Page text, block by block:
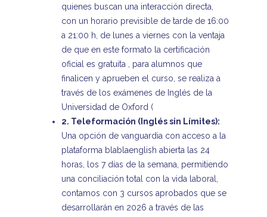
quienes buscan una interacción directa,
con un horario previsible de tarde de 16:00
a 21:00 h, de lunes a viernes con la ventaja
de que en este formato la certificación
oficial es gratuita , para alumnos que
finalicen y aprueben el curso, se realiza a
través de los exámenes de Inglés de la
Universidad de Oxford (
2. Teleformación (Inglés sin Límites):
Una opción de vanguardia con acceso a la
plataforma blablaenglish abierta las 24
horas, los 7 días de la semana, permitiendo
una conciliación total con la vida laboral,
contamos con 3 cursos aprobados que se
desarrollarán en 2026 a través de las